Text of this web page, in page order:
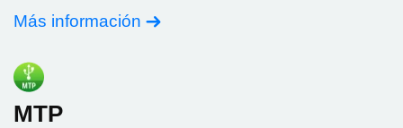
Más información
MTP